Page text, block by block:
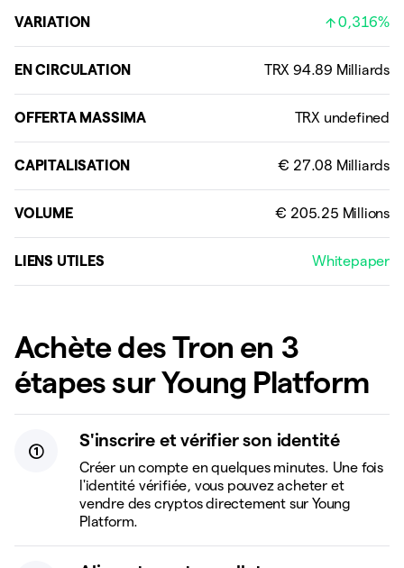
VARIATION 0,316%
EN CIRCULATION
OFFERTA MASSIMA
CAPITALISATION
VOLUME
LIENS UTILES Whitepaper
Achète des Tron en 3
étapes sur Young Platform
S'inscrire et vérifier son identité
Créer un compte en quelques minutes. Une fois
l'identité vérifiée, vous pouvez acheter et
vendre des cryptos directement sur Young
Platform.